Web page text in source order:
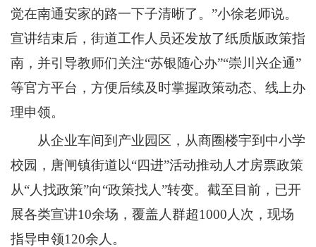
觉在南通安家的路一下子清晰了。”小徐老师说。
宣讲结束后，街道工作人员还发放了纸质版政策指
南，并引导教师们关注“苏银随心办”“崇川兴企通”
等官方平台，方便后续及时掌握政策动态、线上办
理申领。
从企业车间到产业园区，从商圈楼宇到中小学
校园，唐闸镇街道以“四进”活动推动人才房票政策
从“人找政策”向“政策找人”转变。截至目前，已开
展各类宣讲10余场，覆盖人群超1000人次，现场
指导申领120余人。